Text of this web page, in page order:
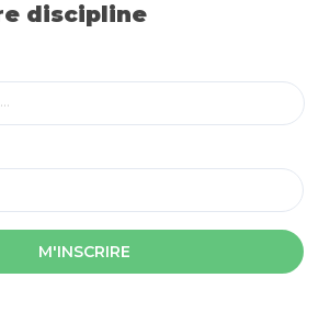
discipline
M'INSCRIRE